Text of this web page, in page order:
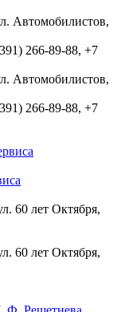
Автомобилистов,
266-89-88, +7
Автомобилистов,
266-89-88, +7
60 лет Октября,
60 лет Октября,